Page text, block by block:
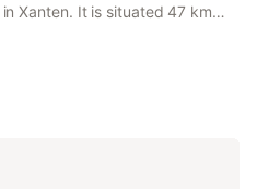
Xanten. It is situated 47 km
bicycle parking.